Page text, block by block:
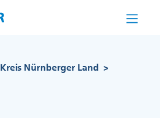
Kreis Nürnberger Land >